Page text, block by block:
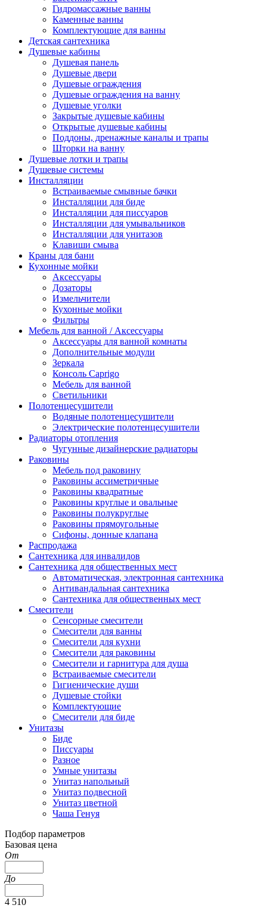
Гидромассажные ванны
Каменные ванны
Комплектующие для ванны
Детская сантехника
Душевые кабины
Душевая панель
Душевые двери
Душевые ограждения
Душевые ограждения на ванну
Душевые уголки
Закрытые душевые кабины
Открытые душевые кабины
Поддоны, дренажные каналы и трапы
Шторки на ванну
Душевые лотки и трапы
Душевые системы
Инсталляции
Встраиваемые смывные бачки
Инсталляции для биде
Инсталляции для писсуаров
Инсталляции для умывальников
Инсталляции для унитазов
Клавиши смыва
Краны для бани
Кухонные мойки
Аксессуары
Дозаторы
Измельчители
Кухонные мойки
Фильтры
Мебель для ванной / Аксессуары
Аксессуары для ванной комнаты
Дополнительные модули
Зеркала
Консоль Caprigo
Мебель для ванной
Светильники
Полотенцесушители
Водяные полотенцесушители
Электрические полотенцесушители
Радиаторы отопления
Чугунные дизайнерские радиаторы
Раковины
Мебель под раковину
Раковины ассиметричные
Раковины квадратные
Раковины круглые и овальные
Раковины полукруглые
Раковины прямоугольные
Сифоны, донные клапана
Распродажа
Сантехника для инвалидов
Сантехника для общественных мест
Автоматическая, электронная сантехника
Антивандальная сантехника
Сантехника для общественных мест
Смесители
Сенсорные смесители
Смесители для ванны
Смесители для кухни
Смесители для раковины
Смесители и гарнитура для душа
Встраиваемые смесители
Гигиенические души
Душевые стойки
Комплектующие
Смесители для биде
Унитазы
Биде
Писсуары
Разное
Умные унитазы
Унитаз напольный
Унитаз подвесной
Унитаз цветной
Чаша Генуя
Подбор параметров
Базовая цена
От
До
4 510